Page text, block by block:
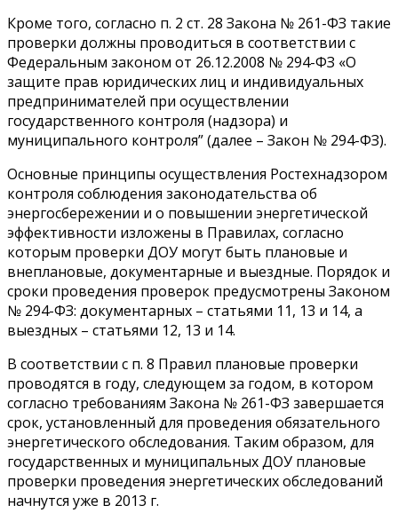
Кроме того, согласно п. 2 ст. 28 Закона № 261-ФЗ такие
проверки должны проводиться в соответствии с
Федеральным законом от 26.12.2008 № 294-ФЗ «О
защите прав юридических лиц и индивидуальных
предпринимателей при осуществлении
государственного контроля (надзора) и
муниципального контроля” (далее – Закон № 294-ФЗ).
Основные принципы осуществления Ростехнадзором
контроля соблюдения законодательства об
энергосбережении и о повышении энергетической
эффективности изложены в Правилах, согласно
которым проверки ДОУ могут быть плановые и
внеплановые, документарные и выездные. Порядок и
сроки проведения проверок предусмотрены Законом
№ 294-ФЗ: документарных – статьями 11, 13 и 14, а
выездных – статьями 12, 13 и 14.
В соответствии с п. 8 Правил плановые проверки
проводятся в году, следующем за годом, в котором
согласно требованиям Закона № 261-ФЗ завершается
срок, установленный для проведения обязательного
энергетического обследования. Таким образом, для
государственных и муниципальных ДОУ плановые
проверки проведения энергетических обследований
начнутся уже в 2013 г.